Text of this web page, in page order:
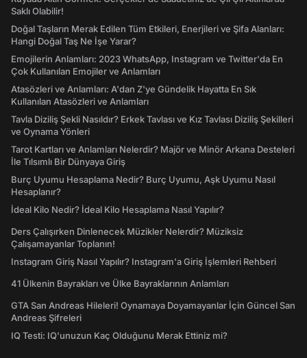
Saklı Olabilir!
Doğal Taşların Merak Edilen Tüm Etkileri, Enerjileri ve Şifa Alanları:
Hangi Doğal Taş Ne İşe Yarar?
Emojilerin Anlamları: 2023 WhatsApp, Instagram ve Twitter'da En
Çok Kullanılan Emojiler ve Anlamları
Atasözleri ve Anlamları: A'dan Z'ye Gündelik Hayatta En Sık
Kullanılan Atasözleri ve Anlamları
Tavla Diziliş Şekli Nasıldır? Erkek Tavlası ve Kız Tavlası Diziliş Şekilleri
ve Oynama Yönleri
Tarot Kartları ve Anlamları Nelerdir? Majör ve Minör Arkana Desteleri
İle Tılsımlı Bir Dünyaya Giriş
Burç Uyumu Hesaplama Nedir? Burç Uyumu, Aşk Uyumu Nasıl
Hesaplanır?
İdeal Kilo Nedir? İdeal Kilo Hesaplama Nasıl Yapılır?
Ders Çalışırken Dinlenecek Müzikler Nelerdir? Müziksiz
Çalışamayanlar Toplanın!
Instagram Giriş Nasıl Yapılır? Instagram'a Giriş İşlemleri Rehberi
41 Ülkenin Bayrakları ve Ülke Bayraklarının Anlamları
GTA San Andreas Hileleri! Oynamaya Doyamayanlar İçin Güncel San
Andreas Şifreleri
IQ Testi: IQ'unuzun Kaç Olduğunu Merak Ettiniz mi?